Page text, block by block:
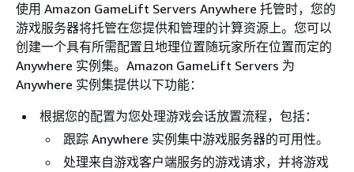
使用 Amazon GameLift Servers Anywhere 托管时，您的
游戏服务器将托管在您提供和管理的计算资源上。您可以
创建一个具有所需配置且地理位置随玩家所在位置而定的
Anywhere 实例集。Amazon GameLift Servers 为
Anywhere 实例集提供以下功能：
根据您的配置为您处理游戏会话放置流程，包括：
跟踪 Anywhere 实例集中游戏服务器的可用性。
处理来自游戏客户端服务的游戏请求，并将游戏